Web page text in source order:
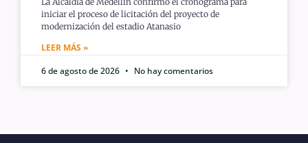
iniciar el proceso de licitación del proyecto de
modernización del estadio Atanasio
LEER MÁS »
6 de agosto de 2026
No hay comentarios